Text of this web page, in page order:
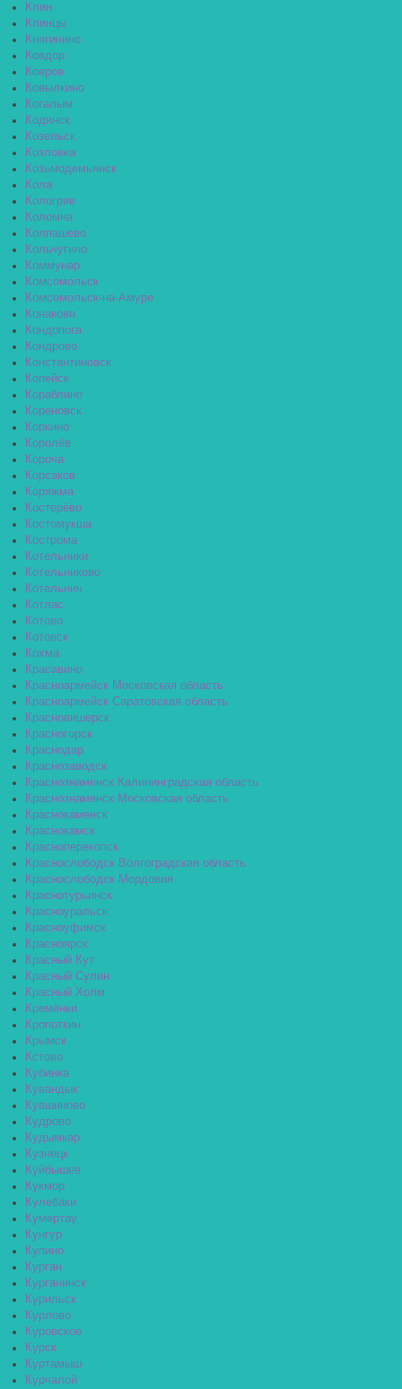
Клин
Клинцы
Княгинино
Ковдор
Ковров
Ковылкино
Когалым
Кодинск
Козельск
Козловка
Козьмодемьянск
Кола
Кологрив
Коломна
Колпашево
Кольчугино
Коммунар
Комсомольск
Комсомольск-на-Амуре
Конаково
Кондопога
Кондрово
Константиновск
Копейск
Кораблино
Кореновск
Коркино
Королёв
Короча
Корсаков
Коряжма
Костерёво
Костомукша
Кострома
Котельники
Котельниково
Котельнич
Котлас
Котово
Котовск
Кохма
Красавино
Красноармейск Московская область
Красноармейск Саратовская область
Красновишерск
Красногорск
Краснодар
Краснозаводск
Краснознаменск Калининградская область
Краснознаменск Московская область
Краснокаменск
Краснокамск
Красноперекопск
Краснослободск Волгоградская область
Краснослободск Мордовия
Краснотурьинск
Красноуральск
Красноуфимск
Красноярск
Красный Кут
Красный Сулин
Красный Холм
Кремёнки
Кропоткин
Крымск
Кстово
Кубинка
Кувандык
Кувшиново
Кудрово
Кудымкар
Кузнецк
Куйбышев
Кукмор
Кулебаки
Кумертау
Кунгур
Купино
Курган
Курганинск
Курильск
Курлово
Куровское
Курск
Куртамыш
Курчалой